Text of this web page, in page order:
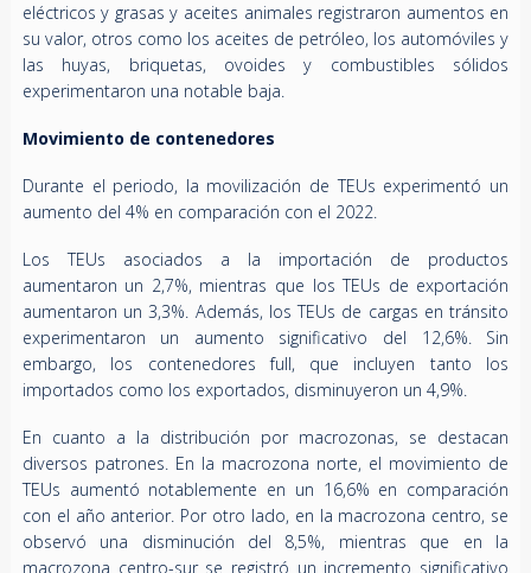
eléctricos y grasas y aceites animales registraron aumentos en
su valor, otros como los aceites de petróleo, los automóviles y
las huyas, briquetas, ovoides y combustibles sólidos
experimentaron una notable baja.
Movimiento de contenedores
Durante el periodo, la movilización de TEUs experimentó un
aumento del 4% en comparación con el 2022.
Los TEUs asociados a la importación de productos
aumentaron un 2,7%, mientras que los TEUs de exportación
aumentaron un 3,3%. Además, los TEUs de cargas en tránsito
experimentaron un aumento significativo del 12,6%. Sin
embargo, los contenedores full, que incluyen tanto los
importados como los exportados, disminuyeron un 4,9%.
En cuanto a la distribución por macrozonas, se destacan
diversos patrones. En la macrozona norte, el movimiento de
TEUs aumentó notablemente en un 16,6% en comparación
con el año anterior. Por otro lado, en la macrozona centro, se
observó una disminución del 8,5%, mientras que en la
macrozona centro-sur se registró un incremento significativo